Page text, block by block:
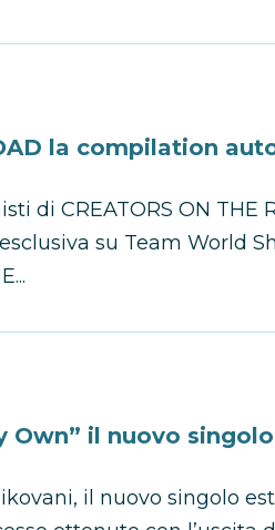
la compilation
di CREATORS ON THE
su Team World
Own” il nuovo
il nuovo singolo